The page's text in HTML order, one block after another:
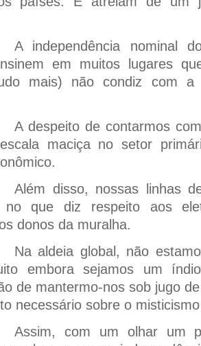
A independência nominal
em muitos lugares
mais) não condiz com a
A despeito de contarmos
maciça no setor
Além disso, nossas linhas
no que diz respeito aos
donos da muralha.
Na aldeia global, não
embora sejamos um
de mantermo-nos sob jugo
necessário sobre o
Assim, com um olhar um